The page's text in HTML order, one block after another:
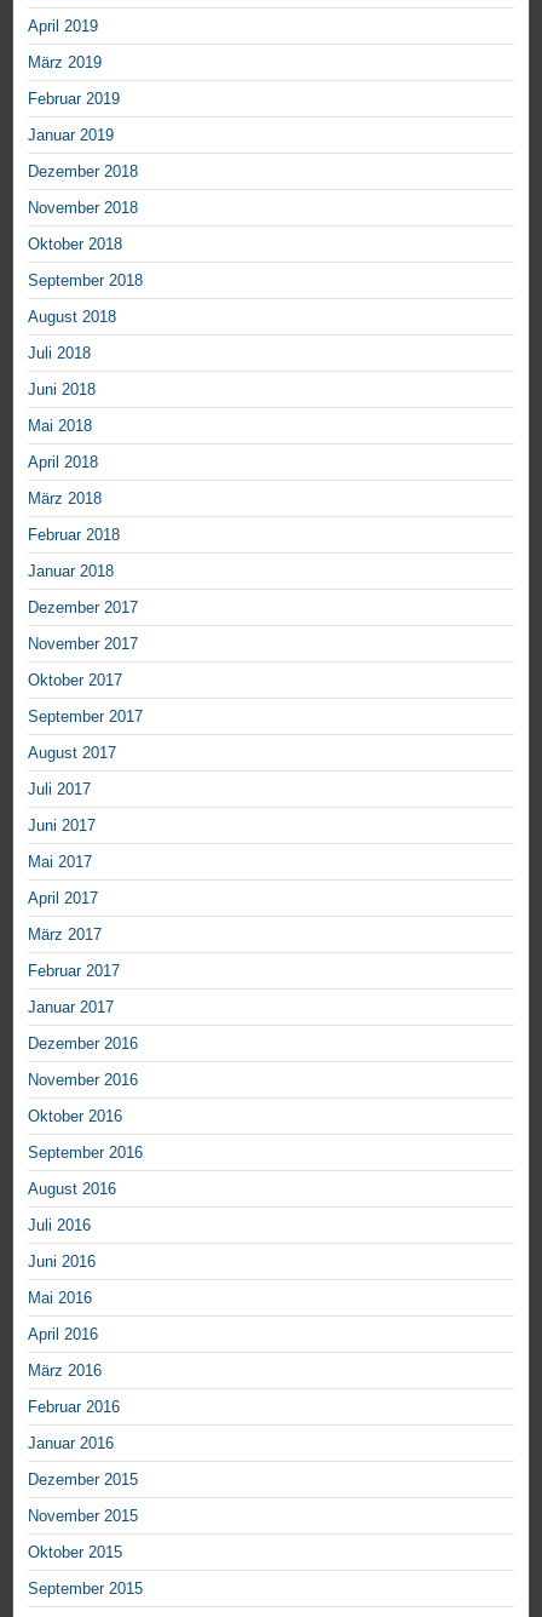
April 2019
März 2019
Februar 2019
Januar 2019
Dezember 2018
November 2018
Oktober 2018
September 2018
August 2018
Juli 2018
Juni 2018
Mai 2018
April 2018
März 2018
Februar 2018
Januar 2018
Dezember 2017
November 2017
Oktober 2017
September 2017
August 2017
Juli 2017
Juni 2017
Mai 2017
April 2017
März 2017
Februar 2017
Januar 2017
Dezember 2016
November 2016
Oktober 2016
September 2016
August 2016
Juli 2016
Juni 2016
Mai 2016
April 2016
März 2016
Februar 2016
Januar 2016
Dezember 2015
November 2015
Oktober 2015
September 2015